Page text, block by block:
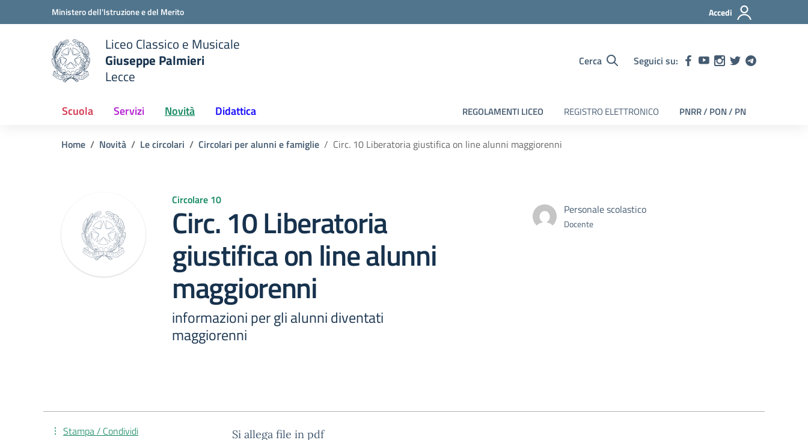
Vai ai contenuti
Vai al menu di navigazioneMinistero dell'Istruzione e del Merito Accedi
scuola
Liceo Classico e Musicale
Giuseppe Palmieri
Lecce
Cerca Seguici su:
Scuola Servizi Novità Didattica REGOLAMENTI LICEO REGISTRO ELETTRONICO PNRR / PON / PN
Home Novità Le circolari Circolari per alunni e famiglie Circ. 10 Liberatoria giustifica on line alunni maggiorenni
Circolare 10
Circ. 10 Liberatoria
giustifica on line alunni
maggiorenni
informazioni per gli alunni diventati
maggiorenni
Personale scolastico
Docente
Si allega file in pdf
Stampa / Condividi